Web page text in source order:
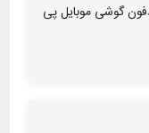
گوشی موبایل پی